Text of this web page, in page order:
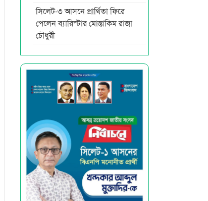
সিলেট-৩ আসনে প্রার্থিতা ফিরে
পেলেন ব্যারিস্টার মোস্তাকিম রাজা
চৌধুরী